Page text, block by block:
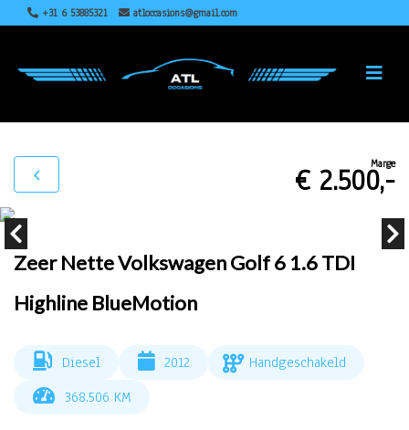
+31 6 53885321 atloccasions@gmail.com
Marge
€ 2.500,-
Zeer Nette Volkswagen Golf 6 1.6 TDI
Highline BlueMotion
Diesel 2012
Handgeschakeld
368.506 KM